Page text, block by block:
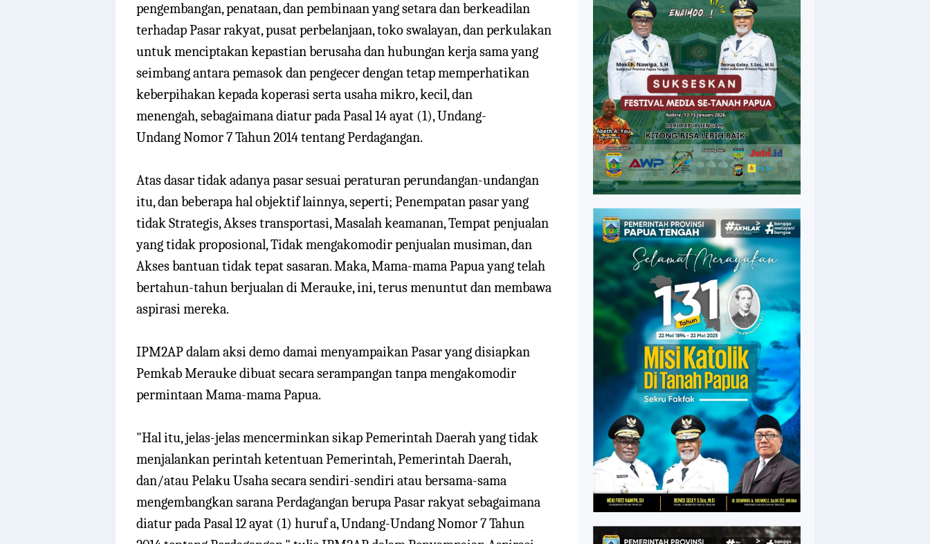
pengembangan, penataan, dan pembinaan yang setara dan berkeadilan
terhadap Pasar rakyat, pusat perbelanjaan, toko swalayan, dan perkulakan
untuk menciptakan kepastian berusaha dan hubungan kerja sama yang
seimbang antara pemasok dan pengecer dengan tetap memperhatikan
keberpihakan kepada koperasi serta usaha mikro, kecil, dan
menengah,sebagaimana diatur pada Pasal 14 ayat (1),Undang-
UndangNomor 7 Tahun 2014tentangPerdagangan.
Atas dasar tidak adanya pasar sesuai peraturan perundangan-undangan
itu, dan beberapa hal objektif lainnya, seperti; Penempatan pasar yang
tidak Strategis, Akses transportasi, Masalah keamanan, Tempat penjualan
yang tidak proposional, Tidak mengakomodir penjualan musiman, dan
Akses bantuan tidak tepat sasaran. Maka, Mama-mama Papua yang telah
bertahun-tahun berjualan di Merauke, ini, terus menuntut dan membawa
aspirasi mereka.
IPM2AP dalam aksi demo damai menyampaikan Pasar yang disiapkan
Pemkab Merauke dibuat secaraserampangan tanpa mengakomodir
permintaan Mama-mama Papua.
"Hal itu, jelas-jelas mencerminkan sikap Pemerintah Daerah yang tidak
menjalankan perintah ketentuanPemerintah, Pemerintah Daerah,
dan/atau Pelaku Usaha secara sendiri-sendiri atau bersama-sama
mengembangkan sarana Perdagangan berupaPasar rakyatsebagaimana
diatur pada Pasal 12 ayat (1) huruf a,Undang-UndangNomor 7 Tahun